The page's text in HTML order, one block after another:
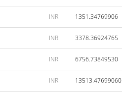
INR 1351.34769906
INR 3378.36924765
INR 6756.73849530
INR 13513.47699060